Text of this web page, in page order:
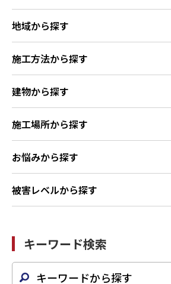
地域から探す
施工方法から探す
建物から探す
施工場所から探す
お悩みから探す
被害レベルから探す
キーワード検索